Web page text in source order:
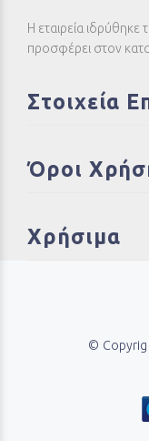
Η εταιρεία ιδρύθηκε
προσφέρει στον
Στοιχεία
Όροι
Χρήσιμα
©